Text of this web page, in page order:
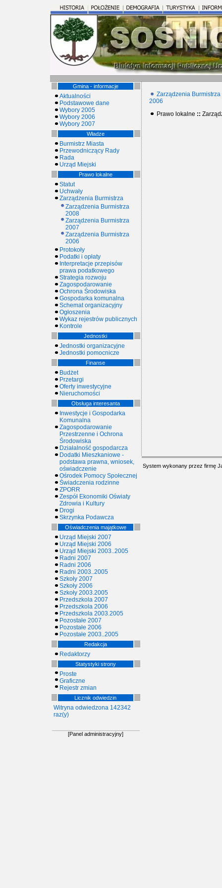
Gmina - informacje
Aktualności
Podstawowe dane
Wybory 2005
Wybory 2006
Wybory 2007
Władze
Burmistrz Miasta
Przewodniczący Rady
Rada
Urząd Miejski
Prawo lokalne
Statut
Uchwały
Zarządzenia Burmistrza
Zarządzenia Burmistrza
2008
Zarządzenia Burmistrza
2007
Zarządzenia Burmistrza
2006
Protokoły
Podatki i opłaty
Interpretacje przepisów
prawa podatkowego
Strategia rozwoju
Zagospodarowanie
Ochrona Środowiska
Gospodarka komunalna
Schemat organizacyjny
Ogłoszenia
Wykaz rejestrów publicznych
Kontrole
Jednostki
Jednostki organizacyjne
Jednostki pomocnicze
Finanse
Budżet
Przetargi
Oferty inwestycyjne
Nieruchomości
Obsługa interesanta
Inwestycje i Gospodarka
Komunalna
Zagospodarowanie
Przestrzenne i Ochrona
Środowiska
Działalność gospodarcza
Dodatki Mieszkaniowe -
podstawa prawna, wniosek,
oświadczenie
Ośrodek Pomocy Społecznej
Świadczenia rodzinne
ZPORR
Zespół Ekonomiki Oświaty
Zdrowia i Kultury
Drogi
Skrzynka Podawcza
Oświadczenia majątkowe
Urząd Miejski 2007
Urząd Miejski 2006
Urząd Miejski 2003..2005
Radni 2007
Radni 2006
Radni 2003..2005
Szkoły 2007
Szkoły 2006
Szkoły 2003.2005
Przedszkola 2007
Przedszkola 2006
Przedszkola 2003.2005
Pozostałe 2007
Pozostałe 2006
Pozostałe 2003..2005
Redakcja
Redaktorzy
Statystyki strony
Proste
Graficzne
Rejestr zmian
Licznik odwiedzin
Witryna odwiedzona 142342
raz(y)
[Panel administracyjny]
Zarządzenia Burmistrza
2006
Prawo lokalne ::
System wykonany przez firmę